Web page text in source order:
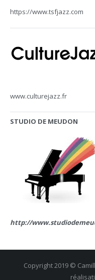
https://www.tsfjazz.com
www.culturejazz.fr
STUDIO DE MEUDON
http://
Copyright 2019 ©